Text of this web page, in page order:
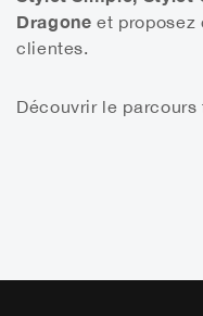
Dragone et proposez
clientes.
Découvrir le parcours